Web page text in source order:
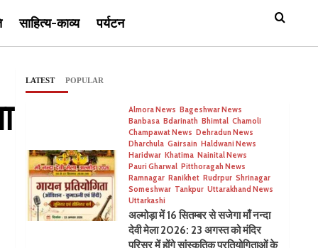
साहित्य-काव्य पर्यटन
LATEST POPULAR
Almora News Bageshwar News
Banbasa Bdarinath Bhimtal Chamoli
Champawat News Dehradun News
Dharchula Gairsain Haldwani News
Haridwar Khatima Nainital News
Pauri Gharwal Pitthoragah News
Ramnagar Ranikhet Rudrpur Shrinagar
Someshwar Tankpur Uttarakhand News
Uttarkashi
अल्मोड़ा में 16 सितम्बर से सजेगा माँ नन्दा
देवी मेला 2026: 23 अगस्त को मंदिर
परिसर में होंगे सांस्कृतिक प्रतियोगिताओं के